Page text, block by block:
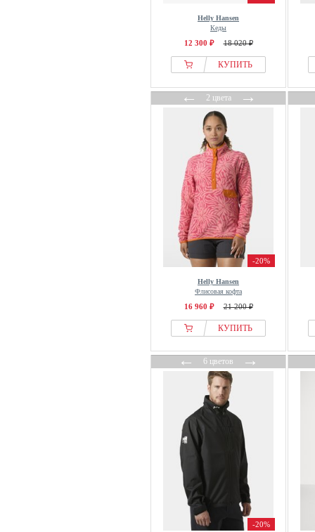
Helly Hansen
Кеды
12 300 ₽ 18 020 ₽
КУПИТЬ
←2 цвета→
-20%
Helly Hansen
Флисовая кофта
16 960 ₽ 21 200 ₽
КУПИТЬ
←6 цветов→
-20%